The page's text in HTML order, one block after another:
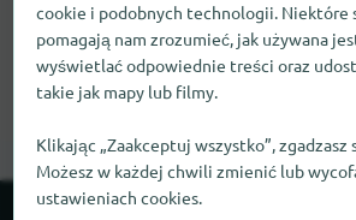
Przepraszamy, nie możemy teraz
Getränkemärkte. Jeśli wiesz, gdzie
Getränkemärkte, będziemy wdzięczni,
cookie i podobnych technologii. Niektóre
pomagają nam zrozumieć, jak używana
wyświetlać odpowiednie treści oraz
takie jak mapy lub filmy.
Klikając „Zaakceptuj wszystko”, zgadzasz
Możesz w każdej chwili zmienić lub
ustawieniach cookies.